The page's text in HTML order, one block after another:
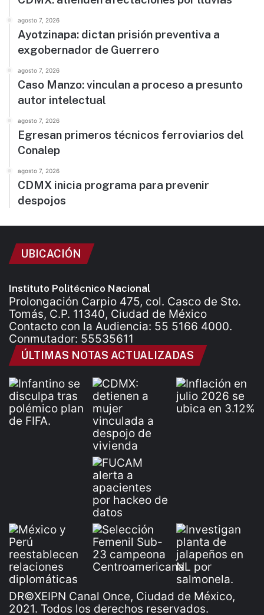
agosto 7, 2026
Ayotzinapa: dictan prisión preventiva a
exgobernador de Guerrero
agosto 7, 2026
Caso Manzo: vinculan a proceso a presunto
autor intelectual
agosto 7, 2026
Egresan primeros técnicos ferroviarios del
Conalep
agosto 7, 2026
CDMX inicia programa para prevenir
despojos
UBICACIÓN
Instituto Politécnico Nacional
Prolongación Carpio 475, col. Casco de Sto.
Tomás, C.P. 11340, Ciudad de México
Contacto con la Audiencia: 55 5166 4000.
Conmutador: 55535611
ÚLTIMAS NOTAS ACTUALIZADAS
DR©XEIPN Canal Once, Ciudad de México,
2021. Todos los derechos reservados.